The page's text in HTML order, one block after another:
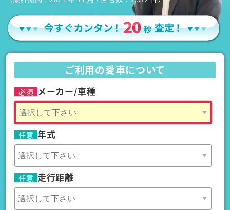
ご利用の愛車について
必須 メーカー/車種
任意 年式
任意 走行距離